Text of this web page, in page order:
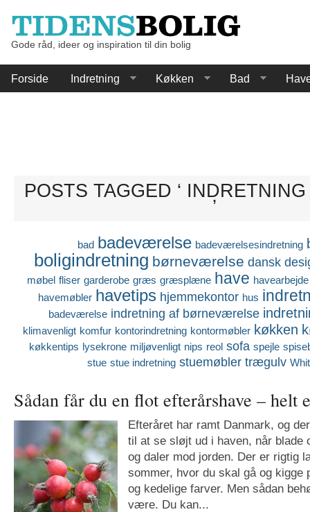
Gode råd, ideer og inspiration til din bolig
Forside Indretning Køkken Bad
POSTS TAGGED ‘
’
bad badeværelse badeværelsesindretning
boligindretning børneværelse dansk
møbel fliser garderobe græs græsplæne have havearbejde
havemøbler havetips hjemmekontor hus
badeværelse indretning af børneværelse
klimavenligt komfur kontorindretning kontormøbler køkken
køkkentips lysekrone miljøvenligt nips reol sofa spejle
stue stue indretning stuemøbler trægulv
Sådan får du en flot efterårshave – helt
Efteråret har ramt Danmark, og
til at se sløjt ud i haven, når blade
og daler mod jorden. Der er rigtig
sommer, hvor du skal gå og kigge
og kedelige farver. Men sådan
være. Du kan...